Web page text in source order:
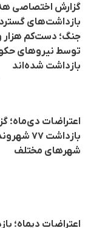
گزارش اختصاصی
بازداشت‌های
توسط نیروهای
بازداشت شده‌اند
اعتراضات دی‌ماه؛
بازداشت ۷۷
شهرهای مختلف